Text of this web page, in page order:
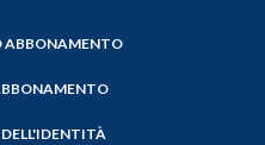
ABBONAMENTO